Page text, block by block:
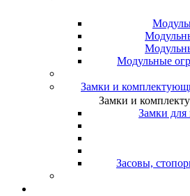
Модульные
Замки и
Замки и
Замки для
Засовы,